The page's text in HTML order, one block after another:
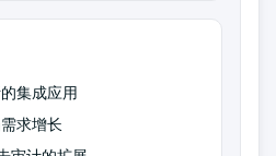
集成应用
求增长